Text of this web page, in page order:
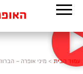
עמוד הבית > מיני אופרה –